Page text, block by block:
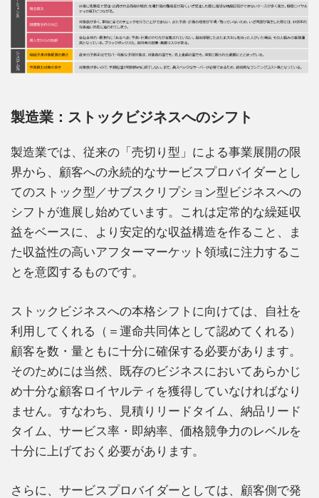
製造業：ストックビジネスへのシフト
製造業では、従来の「売切り型」による事業展開の限
界から、顧客への永続的なサービスプロバイダーとし
てのストック型／サブスクリプション型ビジネスへの
シフトが進展し始めています。これは定常的な繰延収
益をベースに、より安定的な収益構造を作ること、ま
た収益性の高いアフターマーケット領域に注力するこ
とを意図するものです。
ストックビジネスへの本格シフトに向けては、自社を
利用してくれる（＝運命共同体として認めてくれる）
顧客を数・量ともに十分に確保する必要があります。
そのためには当然、既存のビジネスにおいてあらかじ
め十分な顧客ロイヤルティを獲得していなければなり
ません。すなわち、見積りリードタイム、納品リード
タイム、サービス率・即納率、価格競争力のレベルを
十分に上げておく必要があります。
さらに、サービスプロバイダーとしては、顧客側で発